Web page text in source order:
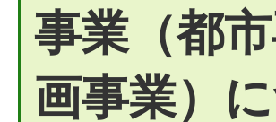
事業（都
画事業）